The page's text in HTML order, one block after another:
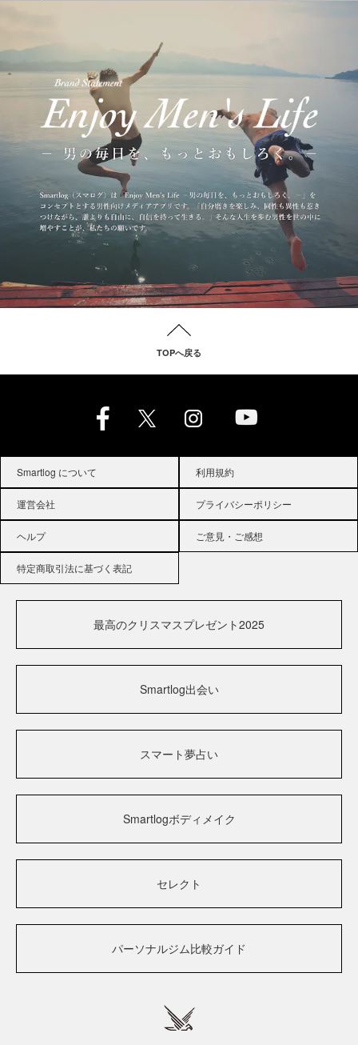
TOPへ戻る
Smartlog について 利用規約
運営会社 プライバシーポリシー
ヘルプ ご意見・ご感想
特定商取引法に基づく表記
最高のクリスマスプレゼント2025
Smartlog出会い
スマート夢占い
Smartlogボディメイク
セレクト
パーソナルジム比較ガイド